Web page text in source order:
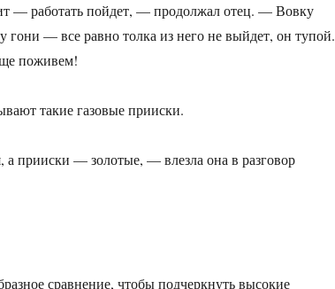
— работать пойдет, — продолжал отец. — Вовку
гони — все равно толка из него не выйдет, он тупой.
поживем!
такие газовые прииски.
прииски — золотые, — влезла она в разговор
сравнение, чтобы подчеркнуть высокие